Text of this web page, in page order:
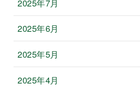
2025年7月
2025年6月
2025年5月
2025年4月